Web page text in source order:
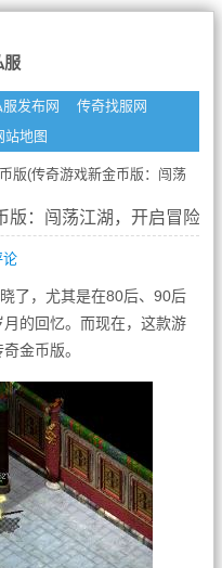
服
发布网
传奇找服网
站地图
版(传奇游戏新金币版：闯荡
版：闯荡江湖，开启冒险小
论
了，尤其是在80后、90后
的回忆。而现在，这款游
金币版。